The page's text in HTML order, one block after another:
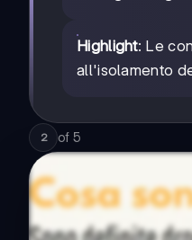
Highlight: Le
all'isolamento
2 of 5